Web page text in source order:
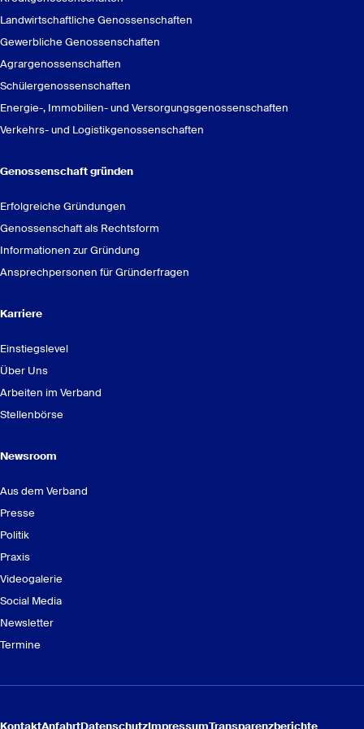
Andrea Dekinger
Abteilung Grundsatzfragen Steuern
0211 16091-4771
GenoAkademie
Landwirtschaftliche Genossenschaften
Gewerbliche Genossenschaften
Agrargenossenschaften
Schülergenossenschaften
Energie-, Immobilien- und Versorgungsgenossenschaften
Verkehrs- und Logistikgenossenschaften
Genossenschaft gründen
Erfolgreiche Gründungen
Genossenschaft als Rechtsform
Informationen zur Gründung
Ansprechpersonen für Gründerfragen
Karriere
Einstiegslevel
Über Uns
Arbeiten im Verband
Stellenbörse
Newsroom
Aus dem Verband
Presse
Politik
Praxis
Videogalerie
Social Media
Newsletter
Termine
KontaktAnfahrtDatenschutzImpressumTransparenzberichte